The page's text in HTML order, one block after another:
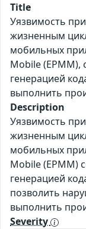
Title
Уязвимость
жизненным
мобильных
Mobile (EPMM),
генерацией
выполнить
Description
Уязвимость
жизненным
мобильных
Mobile (EPMM)
генерацией
позволить
выполнить
Severity